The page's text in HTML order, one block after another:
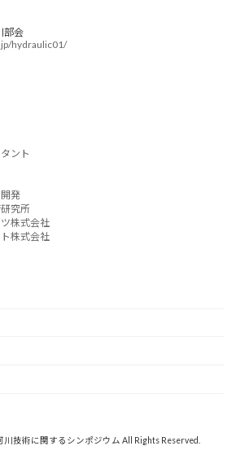
部会
hydraulic01/
ント
発
究所
株式会社
株式会社
技術に関するシンポジウム All Rights Reserved.